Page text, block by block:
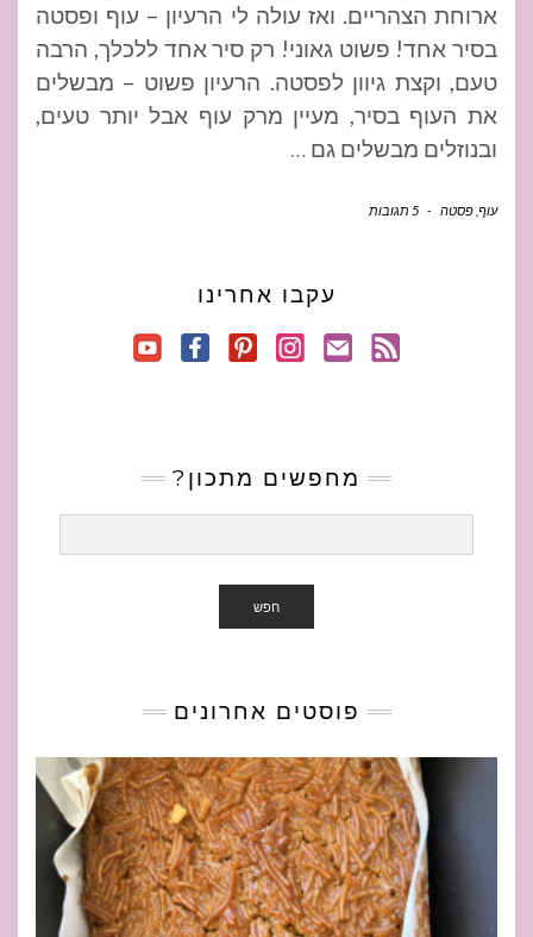
ארוחת הצהריים. ואז עולה לי הרעיון – עוף ופסטה
בסיר אחד! פשוט גאוני! רק סיר אחד ללכלך, הרבה
טעם, וקצת גיוון לפסטה. הרעיון פשוט – מבשלים
את העוף בסיר, מעיין מרק עוף אבל יותר טעים,
ובנוזלים מבשלים גם …
עוף פסטה - 5 תגובות
עקבו אחרינו
מחפשים מתכון?
חפש
פוסטים אחרונים